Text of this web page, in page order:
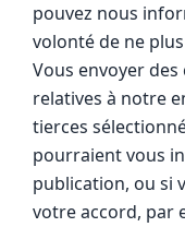
pouvez nous
volonté de ne
Vous envoyer
relatives à notre
tierces
pourraient vous
publication, ou si
votre accord, par